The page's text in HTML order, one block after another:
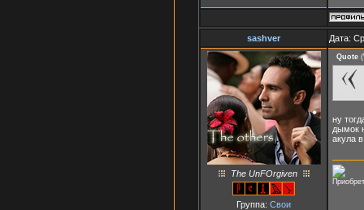
sashver Дата:
The UnFOrgiven
Группа: Свои
Quote (
ну
дымок
акула